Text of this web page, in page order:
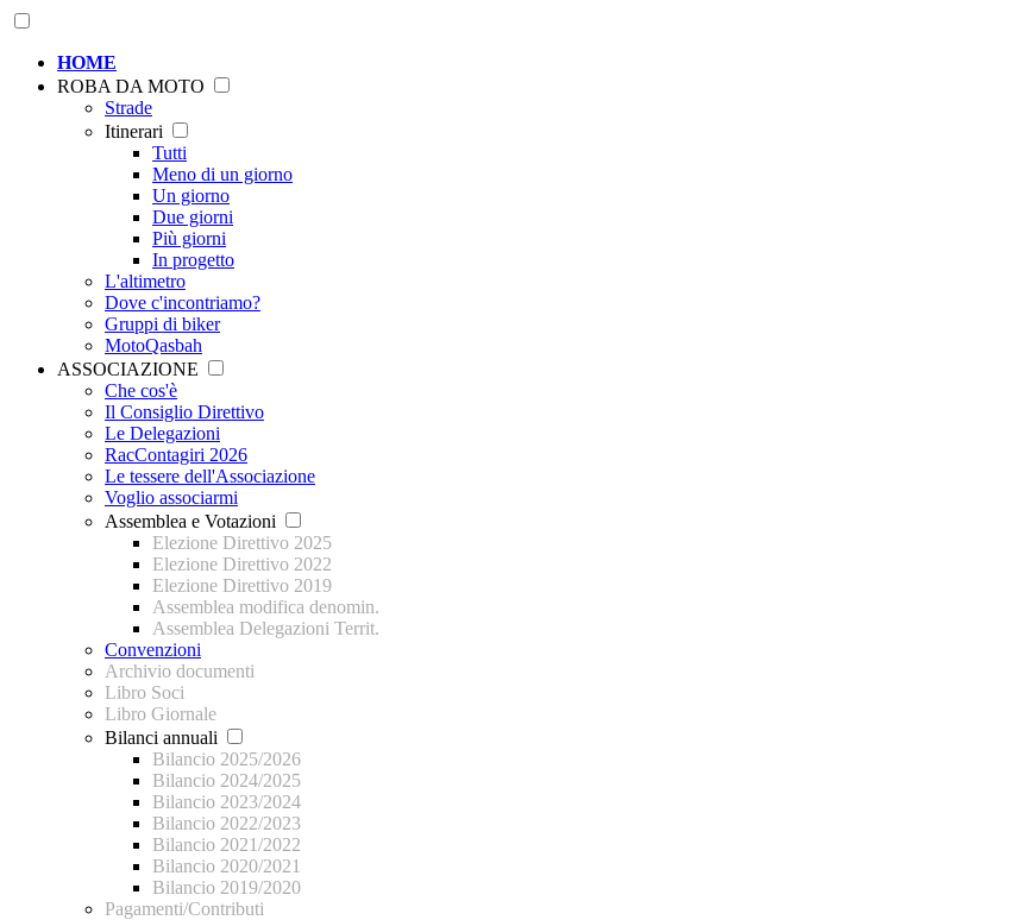
HOME
ROBA DA MOTO
Strade
Itinerari
Tutti
Meno di un giorno
Un giorno
Due giorni
Più giorni
In progetto
L'altimetro
Dove c'incontriamo?
Gruppi di biker
MotoQasbah
ASSOCIAZIONE
Che cos'è
Il Consiglio Direttivo
Le Delegazioni
RacContagiri 2026
Le tessere dell'Associazione
Voglio associarmi
Assemblea e Votazioni
Elezione Direttivo 2025
Elezione Direttivo 2022
Elezione Direttivo 2019
Assemblea modifica denomin.
Assemblea Delegazioni Territ.
Convenzioni
Archivio documenti
Libro Soci
Libro Giornale
Bilanci annuali
Bilancio 2025/2026
Bilancio 2024/2025
Bilancio 2023/2024
Bilancio 2022/2023
Bilancio 2021/2022
Bilancio 2020/2021
Bilancio 2019/2020
Pagamenti/Contributi